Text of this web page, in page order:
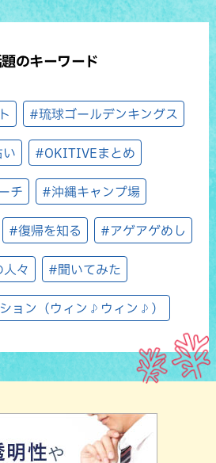
のキーワード
#琉球ゴールデンキングス
い #OKITIVEまとめ
チ #沖縄キャンプ場
#復帰を知る #アゲアゲめし
々 #聞いてみた
ョン（ウィン♪ウィン♪）